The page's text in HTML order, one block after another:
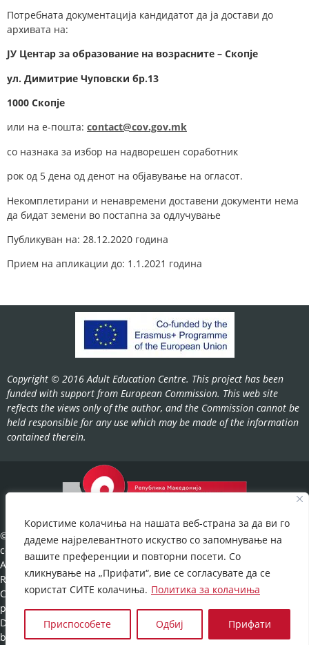
Користиме колачиња на нашата веб-страна за да ви го
дадеме најрелевантното искуство со запомнување на
вашите преференции и повторни посети. Со
кликнување на „Прифати“, вие се согласувате да се
користат СИТЕ колачиња. Политика за колачиња
Приспособете Одбиј Прифати
Потребната документација кандидатот да ја достави до
архивата на:
ЈУ Центар за образование на возрасните – Скопје
ул. Димитрие Чуповски бр.13
1000 Скопје
или на е-пошта: contact@cov.gov.mk
со назнака за избор на надворешен соработник
рок од 5 дена од денот на објавување на огласот.
Некомплетирани и ненавремени доставени документи нема
да бидат земени во постапна за одлучување
Публикуван на: 28.12.2020 година
Прием на апликации до: 1.1.2021 година
Copyright © 2016 Adult Education Centre. This project has been
funded with support from European Commission. This web site
reflects the views only of the author, and the Commission cannot be
held responsible for any use which may be made of the information
contained therein.
©2022-
cov.gov.mk.
All Rights
Reserved.
Cookies
policy©
Developed
by:
UNET